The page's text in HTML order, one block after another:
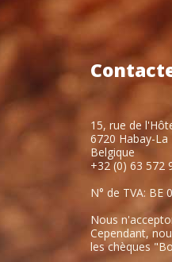
15, rue de
6720 Habay-La
Belgique
+32 (0) 63 572
N° de TVA: BE
Nous
Cependant,
les chèques